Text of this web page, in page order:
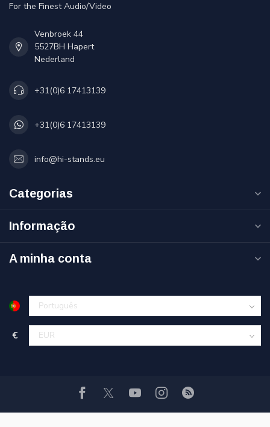
For the Finest Audio/Video
Venbroek 44
5527BH Hapert
Nederland
+31(0)6 17413139
+31(0)6 17413139
info@hi-stands.eu
Categorias
Informação
A minha conta
€